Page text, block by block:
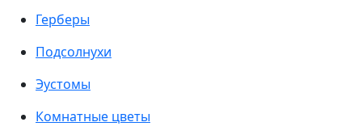
Герберы
Подсолнухи
Эустомы
Комнатные цветы